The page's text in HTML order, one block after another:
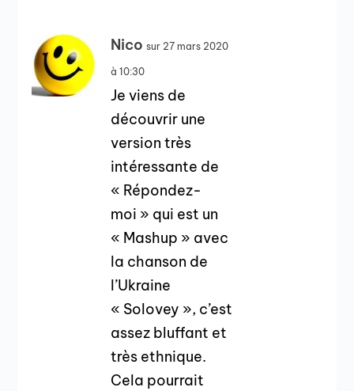
Nico sur 27 mars 2020
à 10:30
Je viens de
découvrir une
version très
intéressante de
« Répondez-
moi » qui est un
« Mashup » avec
la chanson de
l’Ukraine
« Solovey », c’est
assez bluffant et
très ethnique.
Cela pourrait